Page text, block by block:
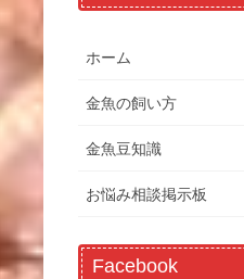
ホーム
金魚の飼い方
金魚豆知識
お悩み相談掲示板
Facebook